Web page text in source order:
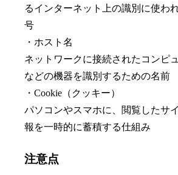
るインターネット上の識別に使わ
号
・ホスト名
ネットワークに接続されたコンピ
などの機器を識別するための名前
・Cookie（クッキー）
パソコンやスマホに、閲覧したサ
報を一時的に蓄積する仕組み
注意点